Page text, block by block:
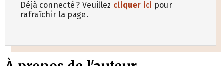
Déjà connecté ? Veuillez cliquer ici pour
rafraîchir la page.